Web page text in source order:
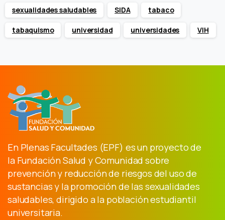
sexualidades saludables SIDA tabaco
tabaquismo universidad universidades VIH
En Plenas Facultades (EPF) es un proyecto de
la Fundación Salud y Comunidad sobre
prevención y reducción de riesgos del uso de
sustancias y la promoción de las sexualidades
saludables, dirigido a la población estudiantil
universitaria.